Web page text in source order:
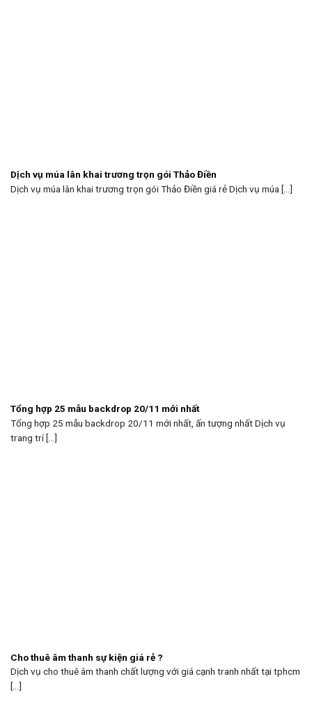
Dịch vụ múa lân khai trương trọn gói Thảo Điền
Dịch vụ múa lân khai trương trọn gói Thảo Điền giá rẻ Dịch vụ múa [...]
Tổng hợp 25 mẫu backdrop 20/11 mới nhất
Tổng hợp 25 mẫu backdrop 20/11 mới nhất, ấn tượng nhất Dịch vụ
trang trí [...]
Cho thuê âm thanh sự kiện giá rẻ ?
Dịch vụ cho thuê âm thanh chất lượng với giá cạnh tranh nhất tại tphcm
[...]